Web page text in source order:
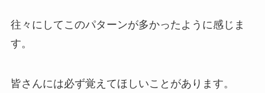
往々にしてこのパターンが多かったように感じま
す。
皆さんには必ず覚えてほしいことがあります。